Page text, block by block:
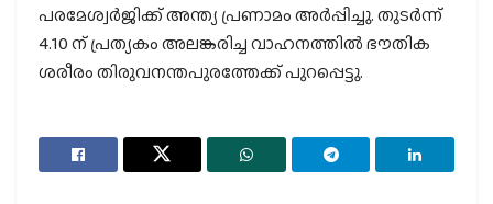
പരമേശ്വര്‍ജിക്ക് അന്ത്യ പ്രണാമം അര്‍പ്പിച്ചു. തുടര്‍ന്ന്
4.10 ന് പ്രത്യകം അലങ്കരിച്ച വാഹനത്തില്‍ ഭൗതിക
ശരീരം തിരുവനന്തപുരത്തേക്ക് പുറപ്പെട്ടു.